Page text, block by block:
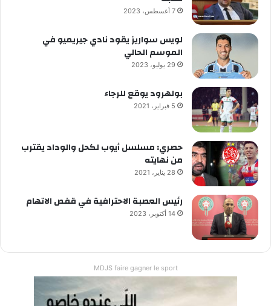
7 أغسطس، 2023
لويس سواريز يقود نادي جيريميو في
الموسم الحالي
29 يوليو، 2023
بولهرود يوقع للرجاء
5 فبراير، 2021
حصري: مسلسل أيوب لكحل والوداد يقترب
من نهايته
28 يناير، 2021
رئيس العصبة الاحترافية في قفص الاتهام
14 أكتوبر، 2023
MDJS faire gagner le sport